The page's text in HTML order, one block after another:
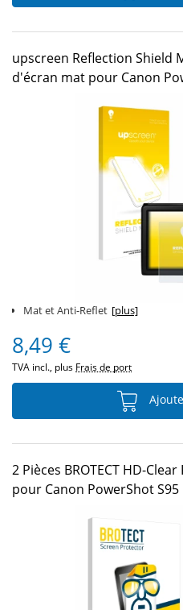
upscreen Reflection Shield
d'écran mat pour Canon
Mat et Anti-Reflet [plus]
8,49 €
TVA incl., plus Frais de port
2 Pièces BROTECT HD-
pour Canon PowerShot S95